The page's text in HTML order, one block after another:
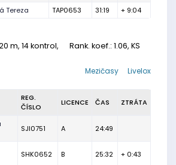
Tereza TAP0653 31:19 + 9:04
m, 14 kontrol, Rank. koef.: 1.06, KS
Livelox
Mezičasy
REG.
ČÍSLO
LICENCE ČAS ZTRÁTA
SJI0751 A 24:49
SHK0652 B 25:32 + 0:43